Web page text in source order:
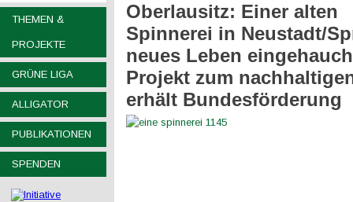
THEMEN &
PROJEKTE
GRÜNE LIGA
ALLIGATOR
PUBLIKATIONEN
SPENDEN
Oberlausitz: Einer alten
Spinnerei in Neustadt/
neues Leben
Projekt zum
erhält Bundesförderung